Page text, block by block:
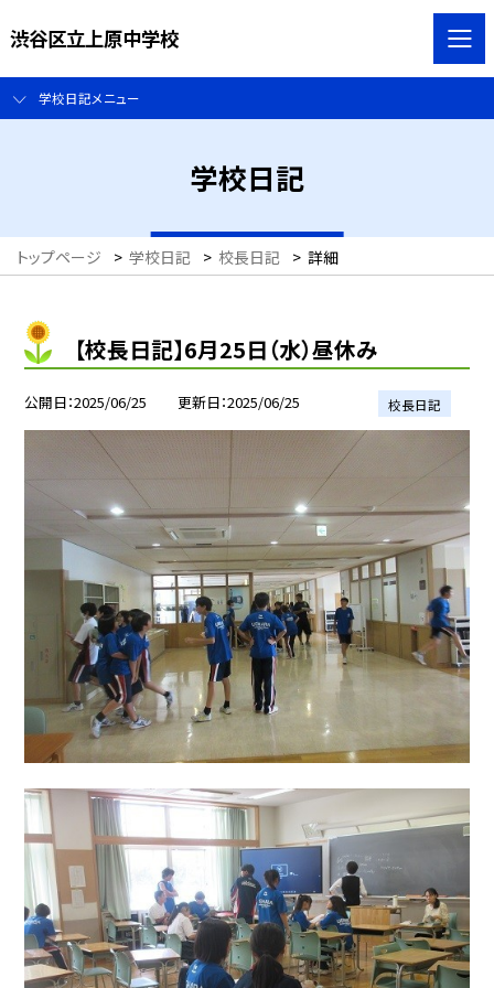
渋谷区立上原中学校
学校日記メニュー
学校日記
トップページ > 学校日記 > 校長日記 > 詳細
【校長日記】6月25日（水）昼休み
公開日 2025/06/25 更新日 2025/06/25 校長日記